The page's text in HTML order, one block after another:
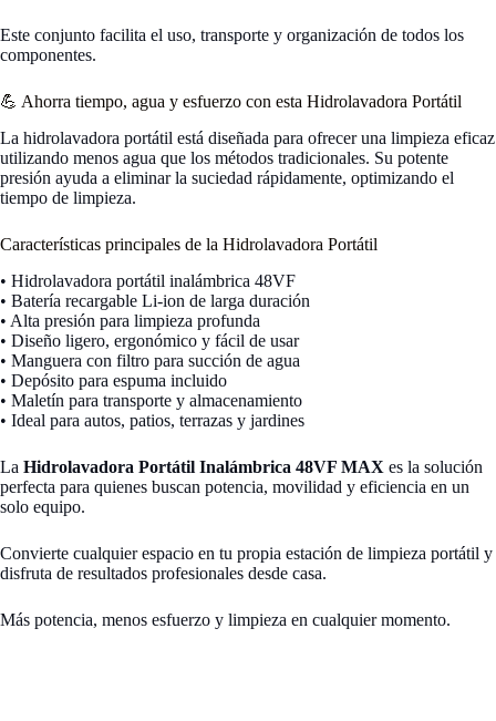
Este conjunto facilita el uso, transporte y organización de todos los
componentes.
💪 Ahorra tiempo, agua y esfuerzo con esta Hidrolavadora Portátil
La hidrolavadora portátil está diseñada para ofrecer una limpieza eficaz
utilizando menos agua que los métodos tradicionales. Su potente
presión ayuda a eliminar la suciedad rápidamente, optimizando el
tiempo de limpieza.
Características principales de la Hidrolavadora Portátil
• Hidrolavadora portátil inalámbrica 48VF
• Batería recargable Li-ion de larga duración
• Alta presión para limpieza profunda
• Diseño ligero, ergonómico y fácil de usar
• Manguera con filtro para succión de agua
• Depósito para espuma incluido
• Maletín para transporte y almacenamiento
• Ideal para autos, patios, terrazas y jardines
La Hidrolavadora Portátil Inalámbrica 48VF MAX es la solución
perfecta para quienes buscan potencia, movilidad y eficiencia en un
solo equipo.
Convierte cualquier espacio en tu propia estación de limpieza portátil y
disfruta de resultados profesionales desde casa.
Más potencia, menos esfuerzo y limpieza en cualquier momento.